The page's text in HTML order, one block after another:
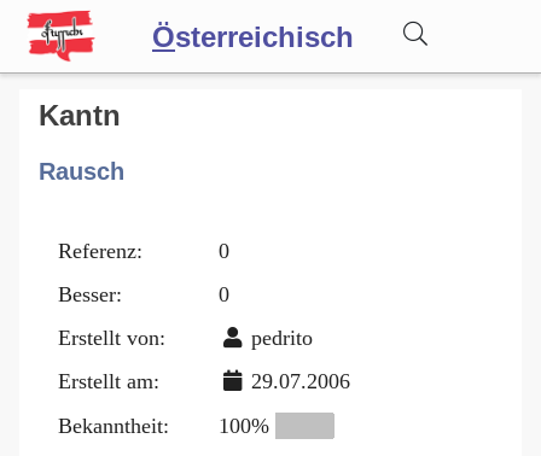
Österreichisch
Wörterbuch
Forum
Blog
Kantn
Rausch
Referenz:
0
Besser:
0
Erstellt von:
pedrito
Erstellt am:
29.07.2006
Bekanntheit:
100%